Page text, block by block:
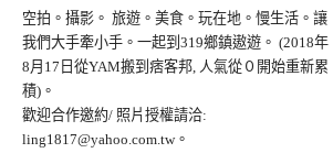
空拍。攝影。 旅遊。美食。玩在地。慢生活。讓
我們大手牽小手。一起到319鄉鎮遨遊。 (2018年
8月17日從YAM搬到痞客邦, 人氣從０開始重新累
積)。
歡迎合作邀約/ 照片授權請洽:
ling1817@yahoo.com.tw。